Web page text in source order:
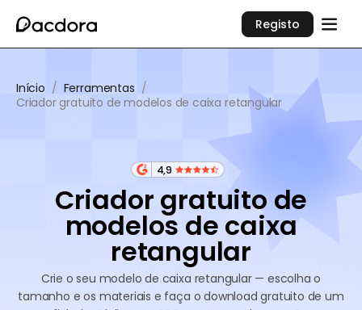
Registo
Início / Ferramentas /
Criador gratuito de modelos de caixa retangular
4,9
Criador gratuito de
modelos de caixa
retangular
Crie o seu modelo de caixa retangular — escolha o
tamanho e os materiais e faça o download gratuito de um